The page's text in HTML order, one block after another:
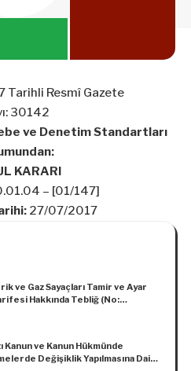
Tarihli Resmî Gazete
30142
ve Denetim Standartları
KARARI
– [01/147]
27/07/2017
ve Gaz Sayaçları Tamir ve Ayar
Hakkında Tebliğ (No:
Kanun ve Kanun Hükmünde
Değişiklik Yapılmasına Dair